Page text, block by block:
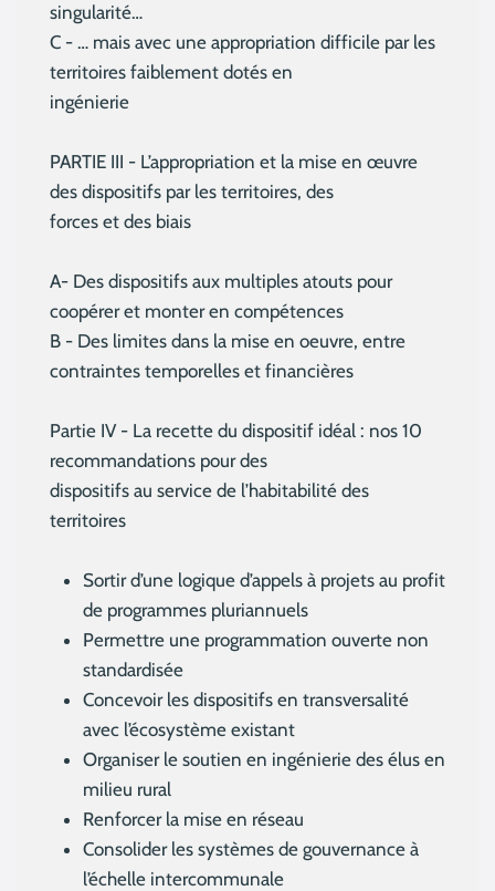
singularité…
C - … mais avec une appropriation difficile par les
territoires faiblement dotés en
ingénierie
PARTIE III - L’appropriation et la mise en œuvre
des dispositifs par les territoires, des
forces et des biais
A- Des dispositifs aux multiples atouts pour
coopérer et monter en compétences
B - Des limites dans la mise en oeuvre, entre
contraintes temporelles et financières
Partie IV - La recette du dispositif idéal : nos 10
recommandations pour des
dispositifs au service de l’habitabilité des
territoires
Sortir d’une logique d’appels à projets au profit
de programmes pluriannuels
Permettre une programmation ouverte non
standardisée
Concevoir les dispositifs en transversalité
avec l’écosystème existant
Organiser le soutien en ingénierie des élus en
milieu rural
Renforcer la mise en réseau
Consolider les systèmes de gouvernance à
l’échelle intercommunale